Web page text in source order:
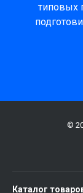
типовых
©
Каталог